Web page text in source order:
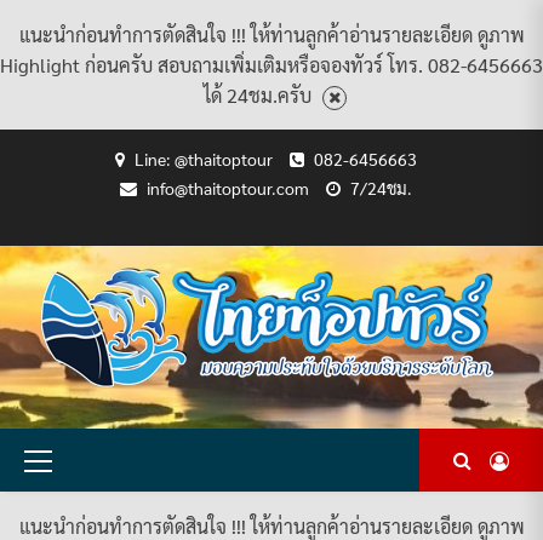
แนะนำก่อนทำการตัดสินใจ !!! ให้ท่านลูกค้าอ่านรายละเอียด ดูภาพ
Highlight ก่อนครับ สอบถามเพิ่มเติมหรือจองทัวร์ โทร. 082-6456663
ได้ 24ชม.ครับ
Line: @thaitoptour
082-6456663
info@thaitoptour.com
7/24ชม.
USACCOUNT
POLICY
AND
CONDITIONS
แพ็คเกจ
ทัวร์
ทั้งหมด
ต้อนรับ
สู่
ไทย
ท็อป
ทัวร์
กับ
เรา
ทัวร์
ทั้งหมด
Primary
แนะนำก่อนทำการตัดสินใจ !!! ให้ท่านลูกค้าอ่านรายละเอียด ดูภาพ